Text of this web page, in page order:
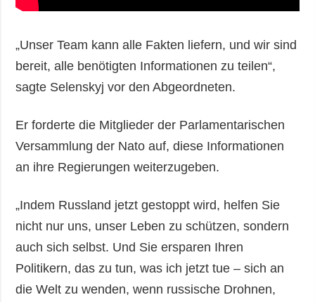
„Unser Team kann alle Fakten liefern, und wir sind
bereit, alle benötigten Informationen zu teilen“,
sagte Selenskyj vor den Abgeordneten.
Er forderte die Mitglieder der Parlamentarischen
Versammlung der Nato auf, diese Informationen
an ihre Regierungen weiterzugeben.
„Indem Russland jetzt gestoppt wird, helfen Sie
nicht nur uns, unser Leben zu schützen, sondern
auch sich selbst. Und Sie ersparen Ihren
Politikern, das zu tun, was ich jetzt tue – sich an
die Welt zu wenden, wenn russische Drohnen,